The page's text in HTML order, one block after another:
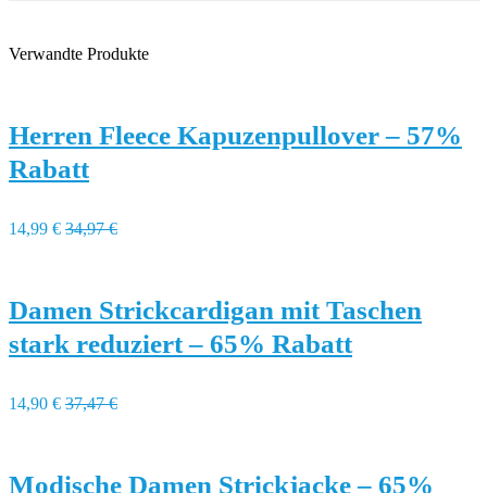
Verwandte Produkte
Herren Fleece Kapuzenpullover – 57%
Rabatt
14,99 € 34,97 €
Damen Strickcardigan mit Taschen
stark reduziert – 65% Rabatt
14,90 € 37,47 €
Modische Damen Strickjacke – 65%